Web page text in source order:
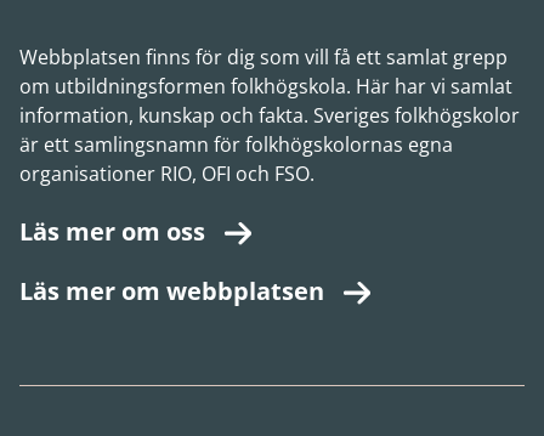
Webbplatsen finns för dig som vill få ett samlat grepp
om utbildningsformen folkhögskola. Här har vi samlat
information, kunskap och fakta. Sveriges folkhögskolor
är ett samlingsnamn för folkhögskolornas egna
organisationer RIO, OFI och FSO.
Läs mer om oss
Läs mer om webbplatsen